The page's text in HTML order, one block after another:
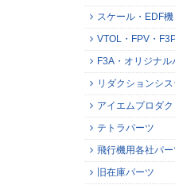
スケール・EDF機
VTOL・FPV・
F3A・オリジナル
リダクションシス
アイエムプロダ
テトラパーツ
飛行機用各社パー
旧在庫パーツ